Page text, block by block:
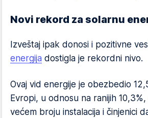
Novi rekord za solarnu
Izveštaj ipak donosi i pozitivne
energija dostigla je rekordni nivo.
Ovaj vid energije je obezbedio
Evropi, u odnosu na ranijih
većem broju instalacija i činjenici